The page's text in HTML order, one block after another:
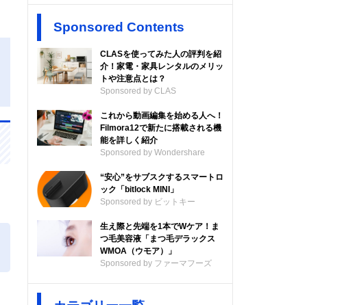
Sponsored Contents
CLASを使ってみた人の評判を紹
介！家電・家具レンタルのメリッ
トや注意点とは？
Sponsored by CLAS
これから動画編集を始める人へ！
Filmora12で新たに搭載される機
能を詳しく紹介
Sponsored by Wondershare
“安心”をサブスクするスマートロ
ック「bitlock MINI」
Sponsored by ビットキー
生え際と先端を1本でWケア！ま
つ毛美容液「まつ毛デラックス
WMOA（ウモア）」
Sponsored by ファーマフーズ